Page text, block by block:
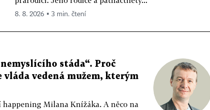
8. 8. 2026 ▪ 3 min. čtení
stáda“. Proč
vedená mužem, kterým
Milana Knížáka. A něco na